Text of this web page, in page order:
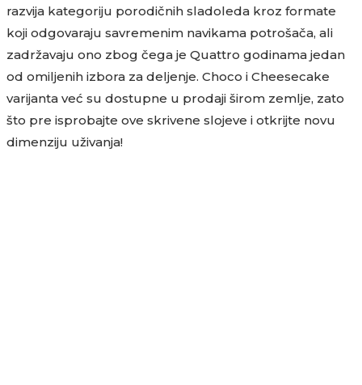
razvija kategoriju porodičnih sladoleda kroz formate
koji odgovaraju savremenim navikama potrošača, ali
zadržavaju ono zbog čega je Quattro godinama jedan
od omiljenih izbora za deljenje. Choco i Cheesecake
varijanta već su dostupne u prodaji širom zemlje, zato
što pre isprobajte ove skrivene slojeve i otkrijte novu
dimenziju uživanja!